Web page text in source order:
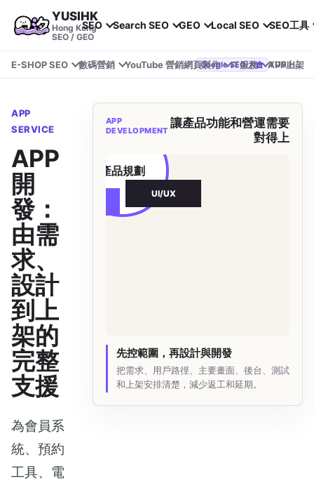
YUSIHK
Hong Kong
SEO / GEO
SEO Search SEO GEO Local SEO SEO工具
E-SHOP SEO 數碼營銷 YouTube 營銷網頁製作 IT服務 APP上架
Google SEO 大會 YUSIHK 近期參加 Google Search Central Live
APP
SERVICE
APP
開
發：
由需
求、
設計
到上
架的
完整
支援
為會員系
統、預約
工具、電
APP
DEVELOPMENT
讓產品功能和營運需要
對得上
產品規劃
UI/UX
測試
先控範圍，再設計與開發
把需求、用戶路徑、主要畫面、後台、測試
和上架安排清楚，減少返工和延期。